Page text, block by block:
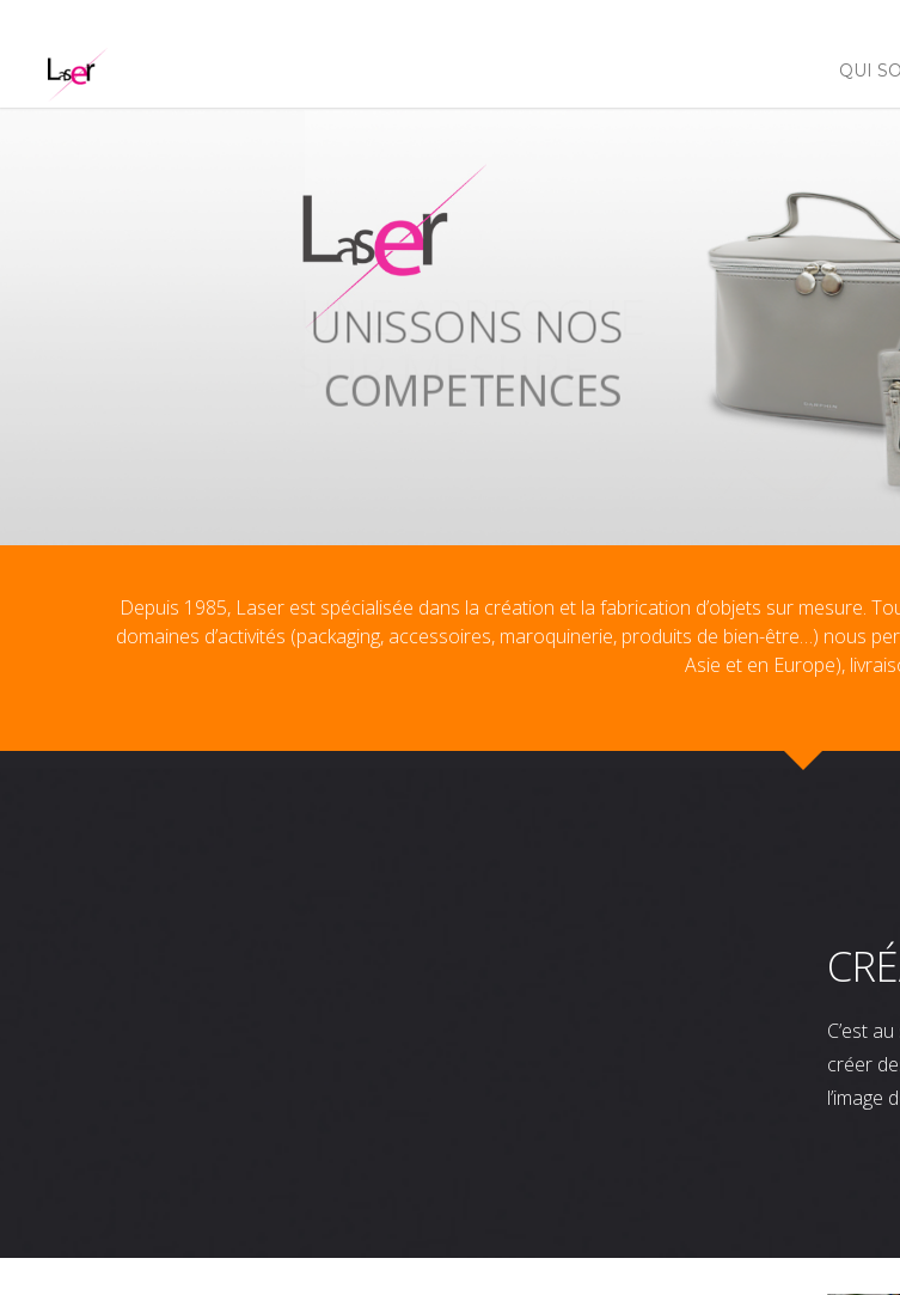
QUI
COMPETENCES
UNISSONS NOS
Depuis 1985, Laser est spécialisée dans la création et la fabrication d’objets sur mesure.
domaines d’activités (packaging, accessoires, maroquinerie, produits de bien-être…) nous
Asie et en Europe),
C’est
créer
l’image